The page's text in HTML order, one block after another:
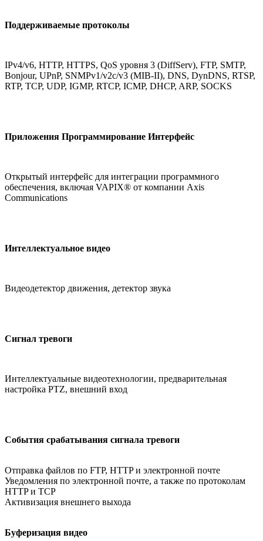
Поддерживаемые протоколы
IPv4/v6, HTTP, HTTPS, QoS уровня 3 (DiffServ), FTP, SMTP,
Bonjour, UPnP, SNMPv1/v2c/v3 (MIB-II), DNS, DynDNS, RTSP,
RTP, TCP, UDP, IGMP, RTCP, ICMP, DHCP, ARP, SOCKS
Приложения Программирование Интерфейс
Открытый интерфейс для интеграции программного
обеспечения, включая VAPIX® от компании Axis
Communications
Интеллектуальное видео
Видеодетектор движения, детектор звука
Сигнал тревоги
Интеллектуальные видеотехнологии, предварительная
настройка PTZ, внешний вход
События срабатывания сигнала тревоги
Отправка файлов по FTP, HTTP и электронной почте
Уведомления по электронной почте, а также по протоколам
HTTP и TCP
Активизация внешнего выхода
Буферизация видео